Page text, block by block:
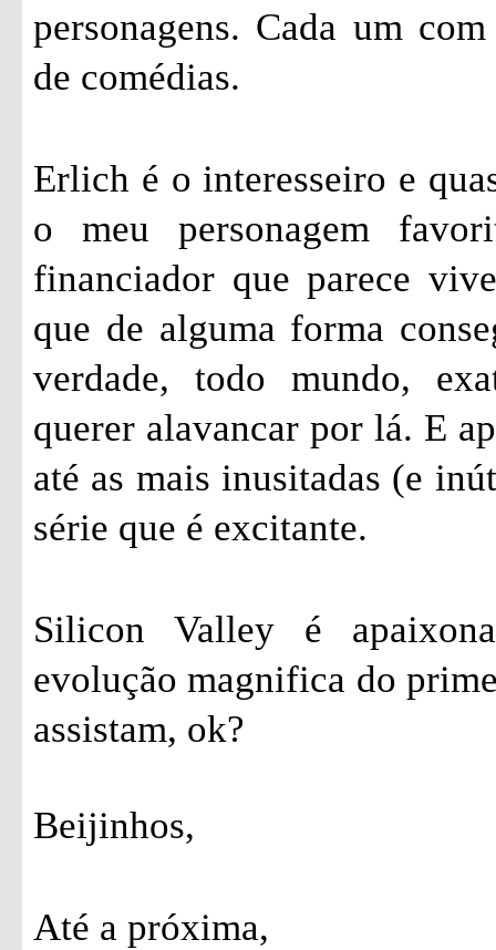
personagens. Cada um
de comédias.
Erlich é o interesseiro e
o meu personagem
financiador que parece
que de alguma forma
verdade, todo mundo,
querer alavancar por lá. E
até as mais inusitadas (e
série que é excitante.
Silicon Valley é
evolução magnifica do
assistam, ok?
Beijinhos,
Até a próxima,